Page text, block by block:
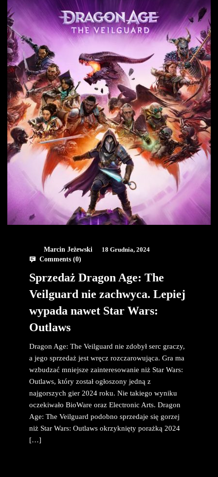
Marcin Jeżewski
18 Grudnia, 2024
Comments (0)
Sprzedaż Dragon Age: The
Veilguard nie zachwyca. Lepiej
wypada nawet Star Wars:
Outlaws
Dragon Age: The Veilguard nie zdobył serc graczy,
a jego sprzedaż jest wręcz rozczarowująca. Gra ma
wzbudzać mniejsze zainteresowanie niż Star Wars:
Outlaws, który został ogłoszony jedną z
najgorszych gier 2024 roku. Nie takiego wyniku
oczekiwało BioWare oraz Electronic Arts. Dragon
Age: The Veilguard podobno sprzedaje się gorzej
niż Star Wars: Outlaws okrzyknięty porażką 2024
[…]